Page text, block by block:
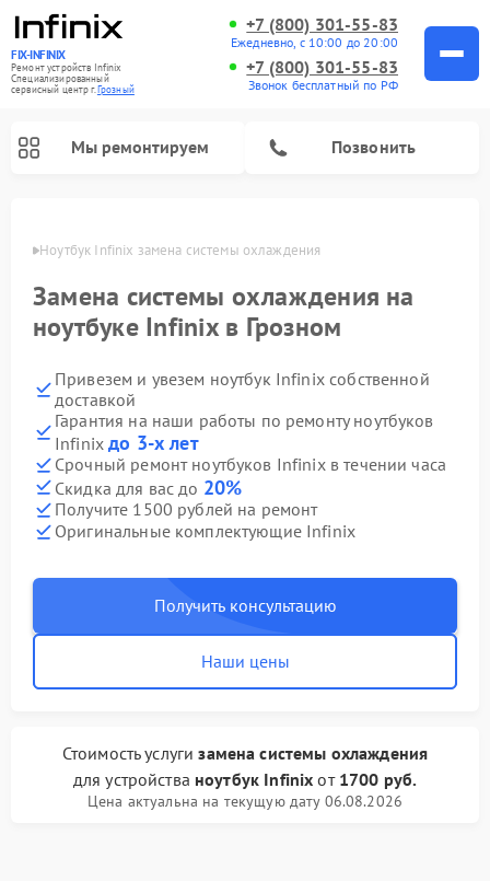
FIX-INFINIX
Ремонт устройств Infinix
Специализированный
cервисный центр г.Грозный
+7 (800) 301-55-83
Ежедневно, с 10:00 до 20:00
+7 (800) 301-55-83
Звонок бесплатный по РФ
Мы ремонтируем Позвонить
Ноутбук Infinix замена системы охлаждения
Замена системы охлаждения на
ноутбуке Infinix в Грозном
Привезем и увезем ноутбук Infinix собственной
доставкой
Гарантия на наши работы по ремонту ноутбуков
Infinixдо 3-х лет
Срочный ремонт ноутбуков Infinix в течении часа
Скидка для вас до 20%
Получите 1500 рублей на ремонт
Оригинальные комплектующие Infinix
Получить консультацию
Наши цены
Стоимость услугизамена системы охлаждения
для устройства ноутбук Infinix от 1700 руб.
Цена актуальна на текущую дату 06.08.2026